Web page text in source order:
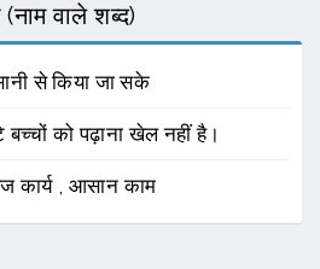
(नाम वाले शब्द)
से किया जा सके
बच्चों को पढ़ाना खेल नहीं है।
कार्य ,आसान काम